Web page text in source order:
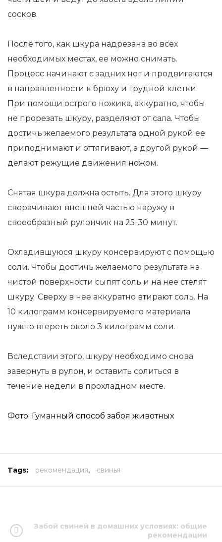
сосков.
После того, как шкура надрезана во всех
необходимых местах, ее можно снимать.
Процесс начинают с задних ног и продвигаются
в направленности к брюху и грудной клетки.
При помощи острого ножика, аккуратно, чтобы
не прорезать шкуру, разделяют от сала. Чтобы
достичь желаемого результата одной рукой ее
приподнимают и оттягивают, а другой рукой —
делают режущие движения ножом.
Снятая шкура должна остыть. Для этого шкуру
сворачивают внешней частью наружу в
своеобразный рулончик на 25-30 минут.
Охладившуюся шкуру консервируют с помощью
соли. Чтобы достичь желаемого результата на
чистой поверхности сыпят соль и на нее стелят
шкуру. Сверху в нее аккуратно втирают соль. На
10 килограмм консервируемого материала
нужно втереть около 3 килограмм соли.
Вследствии этого, шкуру необходимо снова
завернуть в рулон, и оставить солиться в
течение недели в прохладном месте.
Фото: Гуманный способ забоя животных
Tags: рекомендация, свинья
Забой свиней в домашних условиях: общие
рекомендации